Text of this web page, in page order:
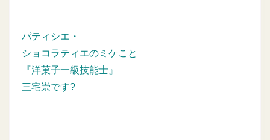
パティシエ・
ショコラティエのミケこと
『洋菓子一級技能士』
三宅崇です?